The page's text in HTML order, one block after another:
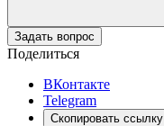
Задать вопрос
Поделиться
ВКонтакте
Telegram
Скопировать ссылку